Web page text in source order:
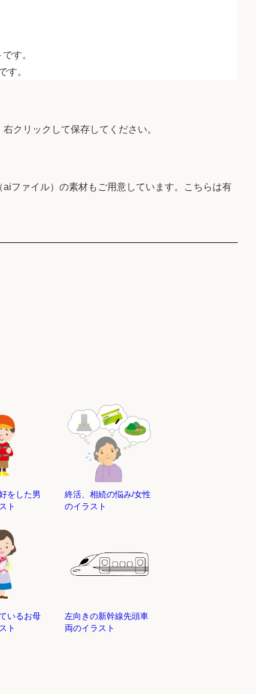
す。
す。
クリックして保存してください。
ファイル）の素材もご用意しています。こちらは有
をした男
ト
終活、相続の悩み/女性
のイラスト
いるお母
ト
左向きの新幹線先頭車
両のイラスト